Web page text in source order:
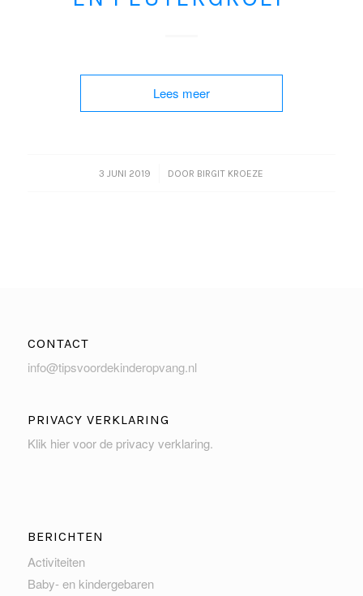
Lees meer
3 JUNI 2019
/ DOOR BIRGIT KROEZE
CONTACT
info@tipsvoordekinderopvang.nl
PRIVACY VERKLARING
Klik hier voor de privacy verklaring.
BERICHTEN
Activiteiten
Baby- en kindergebaren